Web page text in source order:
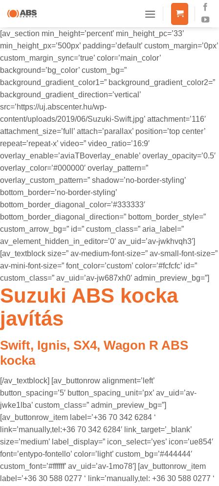
content
[av_section min_height=’percent’ min_height_pc=’33’
min_height_px=’500px’ padding=’default’ custom_margin=’0px’
custom_margin_sync=’true’ color=’main_color’
background=’bg_color’ custom_bg=”
background_gradient_color1=” background_gradient_color2=”
background_gradient_direction=’vertical’
src=’https://uj.abscenter.hu/wp-
content/uploads/2019/06/Suzuki-Swift.jpg’ attachment=’116′
attachment_size=’full’ attach=’parallax’ position=’top center’
repeat=’repeat-x’ video=” video_ratio=’16:9′
overlay_enable=’aviaTBoverlay_enable’ overlay_opacity=’0.5′
overlay_color=’#000000′ overlay_pattern=”
overlay_custom_pattern=” shadow=’no-border-styling’
bottom_border=’no-border-styling’
bottom_border_diagonal_color=’#333333′
bottom_border_diagonal_direction=” bottom_border_style=”
custom_arrow_bg=” id=” custom_class=” aria_label=”
av_element_hidden_in_editor=’0′ av_uid=’av-jwkhvqh3′]
[av_textblock size=” av-medium-font-size=” av-small-font-size=”
av-mini-font-size=” font_color=’custom’ color=’#fcfcfc’ id=”
custom_class=” av_uid=’av-jw687xh0′ admin_preview_bg=”]
Suzuki ABS kocka
javítás
Swift, Ignis, SX4, Wagon R ABS
kocka
[/av_textblock] [av_buttonrow alignment=’left’
button_spacing=’5′ button_spacing_unit=’px’ av_uid=’av-
jwke1lba’ custom_class=” admin_preview_bg=”]
[av_buttonrow_item label=’+36 70 342 6284 ‘
link=’manually,tel:+36 70 342 6284′ link_target=’_blank’
size=’medium’ label_display=” icon_select=’yes’ icon=’ue854′
font=’entypo-fontello’ color=’light’ custom_bg=’#444444′
custom_font=’#ffffff’ av_uid=’av-1mo78′] [av_buttonrow_item
label=’+36 30 588 0277 ‘ link=’manually,tel: +36 30 588 0277 ‘